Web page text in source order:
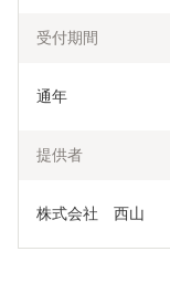
受付期間
通年
提供者
株式会社　西山